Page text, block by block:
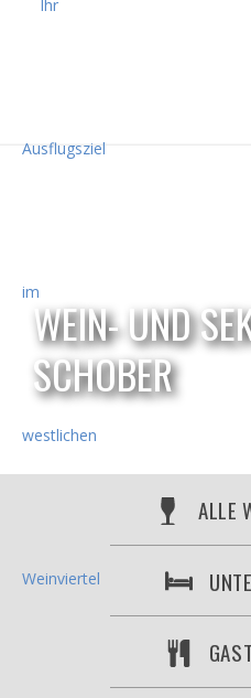
WEIN- UND
SCHOBER
ALLE